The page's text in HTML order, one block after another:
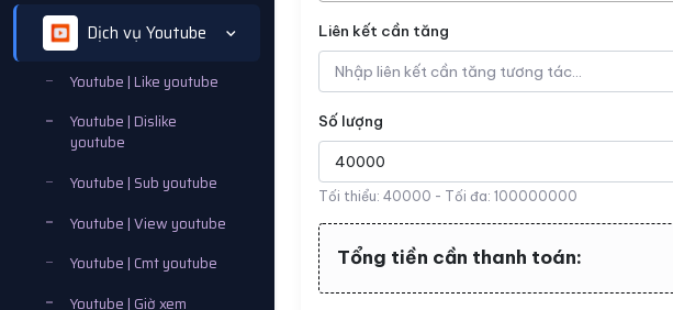
Dịch vụ Youtube
Youtube | Like youtube
Youtube | Dislike
youtube
Youtube | Sub youtube
Youtube | View youtube
Youtube | Cmt youtube
Youtube | Giờ xem
Liên kết cần tăng
Số lượng
Tối thiểu: 40000 - Tối đa: 100000000
Tổng tiền cần thanh toán: